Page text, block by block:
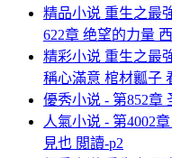
精品小说 重生之最
622章 绝望的力量
精彩小说 重生之最
稱心滿意 棺材瓤子
優秀小说 - 第852章
人氣小说 - 第4002
見也 閲讀-p2